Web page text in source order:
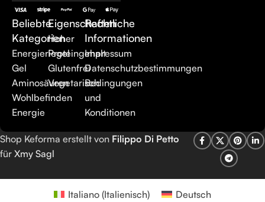
Beliebte
Kategorien
Energieriegel
Gel
Aminosäuren
Wohlbefinden
Energie
Eigenschaften
Hoher
Proteingehalt
Glutenfrei
Vegetarisch
Rechtliche
Informationen
Impressum
Datenschutzbestimmungen
Bedingungen
und
Konditionen
Shop Keforma erstellt von Filippo Di Petto
für Xmy Sagl
Italiano (Italienisch) Deutsch